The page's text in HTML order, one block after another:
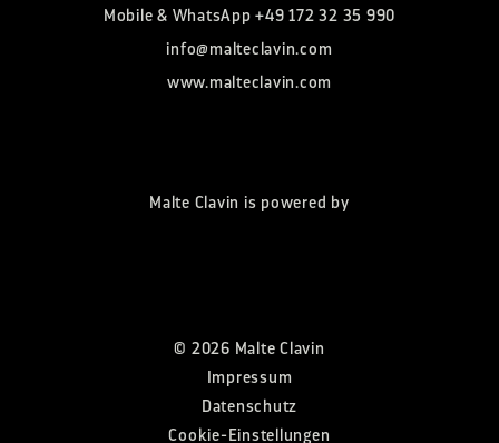
Mobile & WhatsApp+49 172 32 35 990
info@malteclavin.com
www.malteclavin.com
Malte Clavin is powered by
© 2026 Malte Clavin
Impressum
Datenschutz
Cookie-Einstellungen